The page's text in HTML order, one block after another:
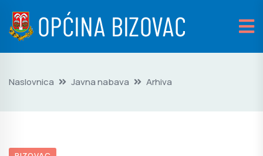
Naslovnica Javna nabava Arhiva